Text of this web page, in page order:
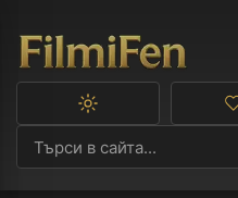
Превключване
тъмна